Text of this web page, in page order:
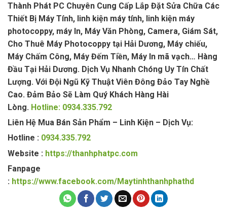
Thành Phát PC Chuyên Cung Cấp Lắp Đặt Sửa Chữa Các
Thiết Bị Máy Tính, linh kiện máy tính, linh kiện máy
photocoppy, máy In, Máy Văn Phòng, Camera, Giám Sát,
Cho Thuê Máy Photocoppy tại Hải Dương, Máy chiếu,
Máy Chấm Công, Máy Đếm Tiền, Máy In mã vạch… Hàng
Đầu Tại Hải Dương. Dịch Vụ Nhanh Chóng Uy Tín Chất
Lượng. Với Đội Ngũ Kỹ Thuật Viên Đông Đảo Tay Nghề
Cao. Đảm Bảo Sẽ Làm Quý Khách Hàng Hài
Lòng. Hotline: 0934.335.792
Liên Hệ Mua Bán Sản Phẩm – Linh Kiện – Dịch Vụ:
Hotline : 0934.335.792
Website : https://thanhphatpc.com
Fanpage
: https://www.facebook.com/Maytinhthanhphathd